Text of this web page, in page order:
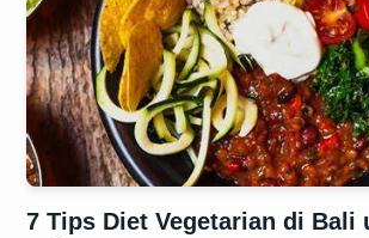
7 Tips Diet Vegetarian di Bali